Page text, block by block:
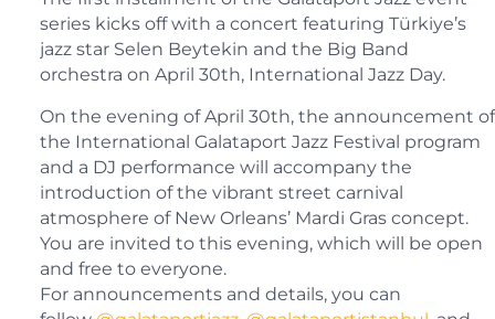
series kicks off with a concert featuring Türkiye’s
jazz star Selen Beytekin and the Big Band
orchestra on April 30th, International Jazz Day.
On the evening of April 30th, the announcement of
the International Galataport Jazz Festival program
and a DJ performance will accompany the
introduction of the vibrant street carnival
atmosphere of New Orleans’ Mardi Gras concept.
You are invited to this evening, which will be open
and free to everyone.
For announcements and details, you can